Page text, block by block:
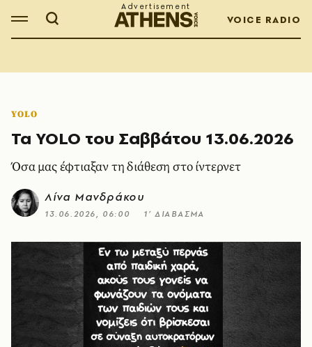
VOICE RADIO
YOLO
Τα YOLO του Σαββάτου 13.06.2026
Όσα μας έφτιαξαν τη διάθεση στο ίντερνετ
Λίνα Μανδράκου
13.06.2026, 06:00 1’ ΔΙΑΒΑΣΜΑ